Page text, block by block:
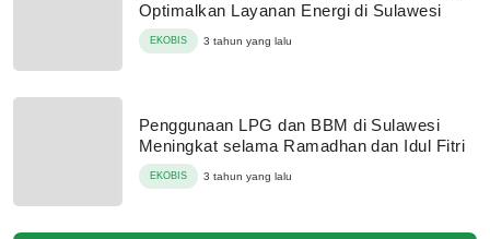
Optimalkan Layanan Energi di Sulawesi
EKOBIS 3 tahun yang lalu
Penggunaan LPG dan BBM di Sulawesi
Meningkat selama Ramadhan dan Idul Fitri
EKOBIS 3 tahun yang lalu